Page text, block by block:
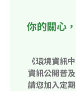
你的關心
《環境資訊
資訊公開普
請您加入定